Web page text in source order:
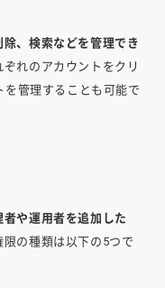
、検索などを管理でき
れのアカウントをクリ
を管理することも可能で
や運用者を追加した
限の種類は以下の5つで